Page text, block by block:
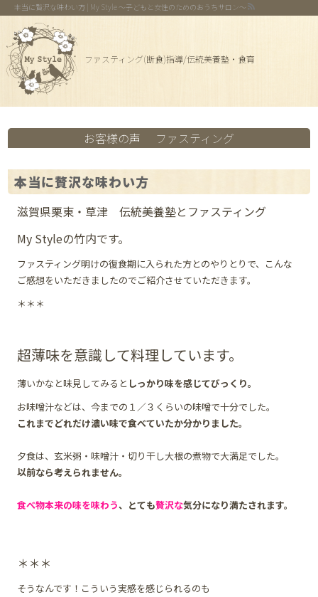
本当に贅沢な味わい方 | My Style 〜子どもと女性のためのおうちサロン〜
ファスティング(断食)指導/伝統美養塾・食育
お客様の声 ファスティング
本当に贅沢な味わい方
滋賀県栗東・草津 伝統美養塾とファスティング
My Styleの竹内です。
ファスティング明けの復食期に入られた方とのやりとりで、こんな
ご感想をいただきましたのでご紹介させていただきます。
＊＊＊
超薄味を意識して料理しています。
薄いかなと味見してみると しっかり味を感じてびっくり。
お味噌汁などは、今までの１／３くらいの味噌で十分でした。
これまでどれだけ濃い味で食べていたか分かりました。
夕食は、玄米粥・味噌汁・切り干し大根の煮物で大満足でした。
以前なら考えられません。
食べ物本来の味を味わう、とても贅沢な気分になり満たされます。
＊＊＊
そうなんです！こういう実感を感じられるのも